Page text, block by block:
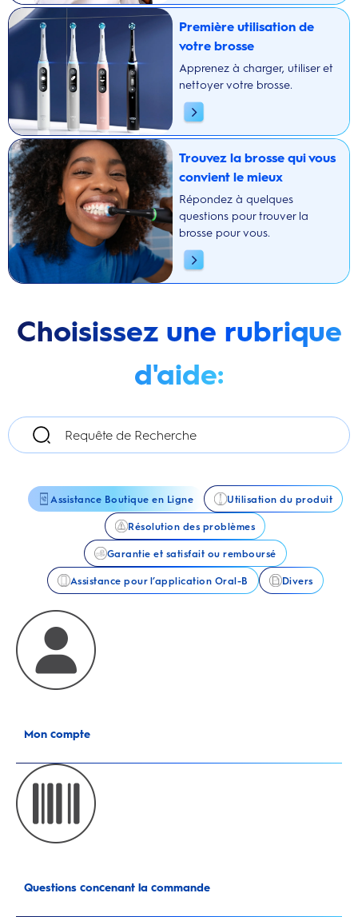
Première utilisation de
votre brosse
Apprenez à charger, utiliser et
nettoyer votre brosse.
Trouvez la brosse qui vous
convient le mieux
Répondez à quelques
questions pour trouver la
brosse pour vous.
Choisissez une rubrique
d'aide:
Assistance Boutique en Ligne Utilisation du produit
Résolution des problèmes
Garantie et satisfait ou remboursé
Assistance pour l’application Oral-B Divers
Mon compte
Questions concenant la commande